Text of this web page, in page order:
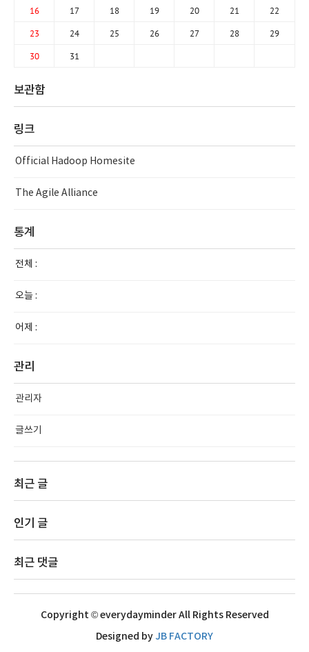
16 17 18 19 20 21 22
23 24 25 26 27 28 29
30 31
보관함
링크
Official Hadoop Homesite
The Agile Alliance
통계
전체 :
오늘 :
어제 :
관리
관리자
글쓰기
최근 글
인기 글
최근 댓글
Copyright © everydayminder All Rights Reserved
Designed byJB FACTORY